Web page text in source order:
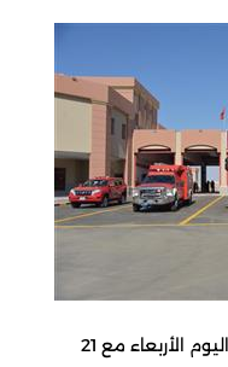
تعاملت فرق قوة الإطفاء العام اليوم الأربعاء مع 21